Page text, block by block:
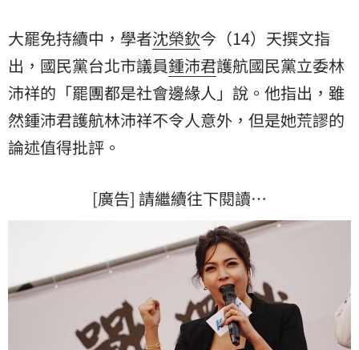
大罷免持續中，學者沈榮欽今（14）天撰文指
出，國民黨台北市議員鍾沛君護航國民黨立委林
沛祥的「罷團都是社會邊緣人」說。他指出，雖
然鍾沛君護航林沛祥不令人意外，但是她荒謬的
論述值得批評。
[廣告] 請繼續往下閱讀…